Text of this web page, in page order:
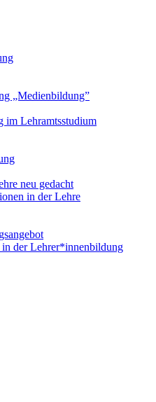
„Medienbildung”
im Lehramtsstudium
neu gedacht
in der Lehre
der Lehrer*innenbildung